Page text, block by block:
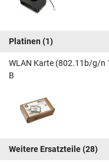
Platinen (1)
WLAN Karte (802.11b/g/n
B
Weitere Ersatzteile(28)